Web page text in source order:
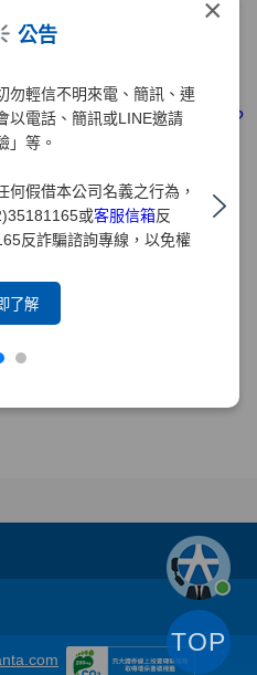
×
公告
勿輕信不明來電、簡訊、連
以電話、簡訊或LINE邀請
」等。
何假借本公司名義之行為，
或客服信箱反
反詐騙諮詢專線，以免權
了解
公司
東路三段
Securities/YuantaMap/?
公司
北路二段
TOP